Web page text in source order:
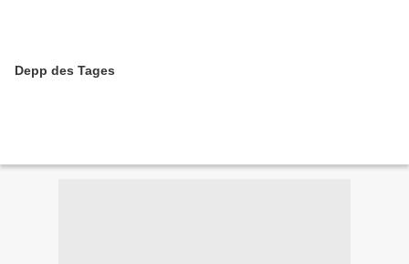
Depp des Tages